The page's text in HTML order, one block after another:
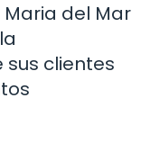
del Mar
clientes